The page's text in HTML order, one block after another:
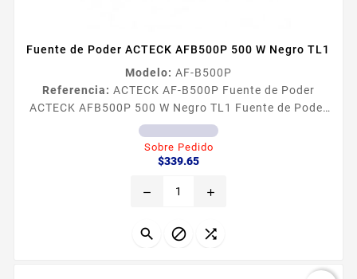
Fuente de Poder ACTECK AFB500P 500 W Negro TL1
Modelo: AF-B500P
Referencia: ACTECK AF-B500P Fuente de Poder
ACTECK AFB500P 500 W Negro TL1 Fuente de Poder
ACTECK AFB500P 500 W Negro
Sobre Pedido
$339.65Precio
remove add
  